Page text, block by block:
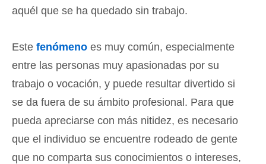
aquél que se ha quedado sin trabajo.
Este fenómeno es muy común, especialmente
entre las personas muy apasionadas por su
trabajo o vocación, y puede resultar divertido si
se da fuera de su ámbito profesional. Para que
pueda apreciarse con más nitidez, es necesario
que el individuo se encuentre rodeado de gente
que no comparta sus conocimientos o intereses,